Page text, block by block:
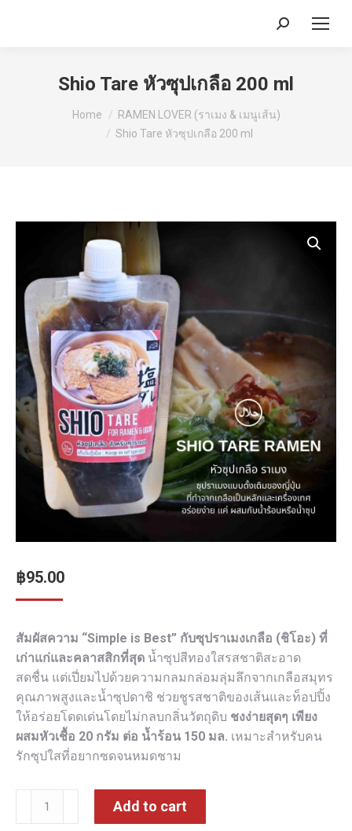
Search:
Shio Tare หัวซุปเกลือ 200 ml
You are here:Home
RAMEN LOVER (ราเมง & เมนูเส้น)
Shio Tare หัวซุปเกลือ 200 ml
฿95.00
สัมผัสความ “Simple is Best” กับซุปราเมงเกลือ (ชิโอะ) ที่
เก่าแก่และคลาสสิกที่สุด น้ำซุปสีทองใสรสชาติสะอาด
สดชื่น แต่เปี่ยมไปด้วยความกลมกล่อมลุ่มลึกจากเกลือสมุทร
คุณภาพสูงและน้ำซุปดาชิ ช่วยชูรสชาติของเส้นและท็อปปิ้ง
ให้อร่อยโดดเด่นโดยไม่กลบกลิ่นวัตถุดิบ ชงง่ายสุดๆ เพียง
ผสมหัวเชื้อ 20 กรัม ต่อ น้ำร้อน 150 มล. เหมาะสำหรับคน
รักซุปใสที่อยากซดจนหมดชาม
Add to cart